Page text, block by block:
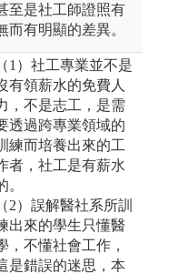
至是社工師證照有
而有明顯的差異。
（1）社工專業並不是
有領薪水的免費人
，不是志工，是需
透過跨專業領域的
練而培養出來的工
者，社工是有薪水
。
（2）誤解醫社系所訓
出來的學生只懂醫
，不懂社會工作，
是錯誤的迷思，本